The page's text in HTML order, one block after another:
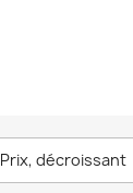
Prix, décroissant